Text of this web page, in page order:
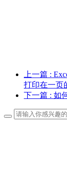
上一篇 :
打印在一页
下一篇 : 如